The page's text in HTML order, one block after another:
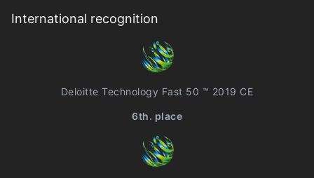
International recognition
Deloitte Technology Fast 50 ™ 2019 CE
6th. place